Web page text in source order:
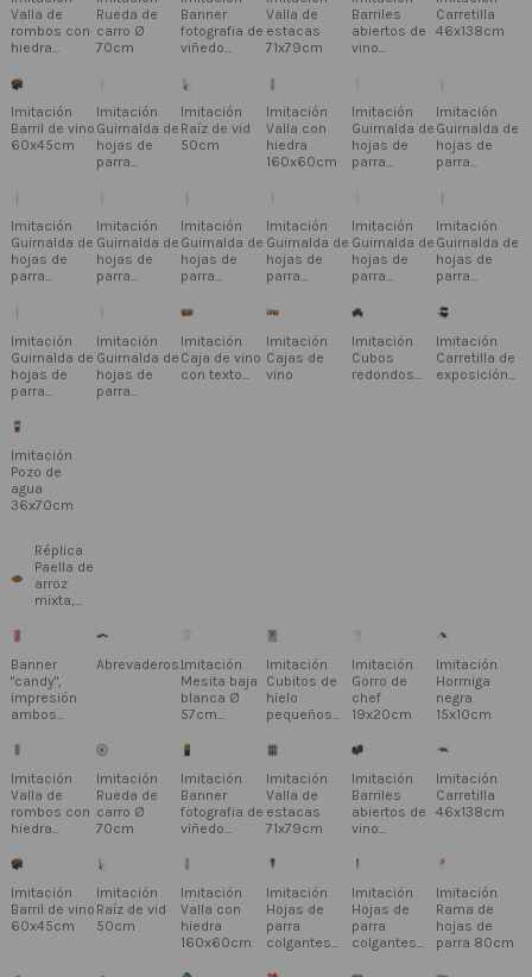
Valla de
rombos con
hiedra...
Rueda de
carro Ø
70cm
Banner
fotografia de
viñedo...
Valla de
estacas
71x79cm
Barriles
abiertos de
vino...
Carretilla
46x138cm
Imitación
Barril de vino
60x45cm
Imitación
Guirnalda de
hojas de
parra...
Imitación
Raíz de vid
50cm
Imitación
Valla con
hiedra
160x60cm
Imitación
Guirnalda de
hojas de
parra...
Imitación
Guirnalda de
hojas de
parra...
Imitación
Guirnalda de
hojas de
parra...
Imitación
Guirnalda de
hojas de
parra...
Imitación
Guirnalda de
hojas de
parra...
Imitación
Guirnalda de
hojas de
parra...
Imitación
Guirnalda de
hojas de
parra...
Imitación
Guirnalda de
hojas de
parra...
Imitación
Guirnalda de
hojas de
parra...
Imitación
Guirnalda de
hojas de
parra...
Imitación
Caja de vino
con texto...
Imitación
Cajas de
vino
Imitación
Cubos
redondos...
Imitación
Carretilla de
exposición...
Imitación
Pozo de
agua
36x70cm
Réplica
Paella de
arroz
mixta,...
Banner
"candy",
impresión
ambos...
Abrevaderos...Imitación
Mesita baja
blanca Ø
57cm...
Imitación
Cubitos de
hielo
pequeños...
Imitación
Gorro de
chef
19x20cm
Imitación
Hormiga
negra
15x10cm
Imitación
Valla de
rombos con
hiedra...
Imitación
Rueda de
carro Ø
70cm
Imitación
Banner
fotografia de
viñedo...
Imitación
Valla de
estacas
71x79cm
Imitación
Barriles
abiertos de
vino...
Imitación
Carretilla
46x138cm
Imitación
Barril de vino
60x45cm
Imitación
Raíz de vid
50cm
Imitación
Valla con
hiedra
160x60cm
Imitación
Hojas de
parra
colgantes...
Imitación
Hojas de
parra
colgantes...
Imitación
Rama de
hojas de
parra 80cm